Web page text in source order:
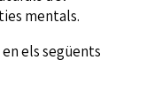
mentals.
els següents